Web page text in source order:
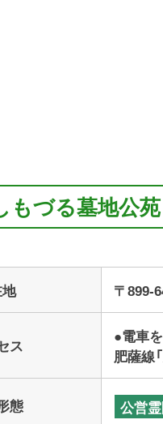
もづる墓地公苑
〒899-
ス
●電車
肥薩線
態 公営